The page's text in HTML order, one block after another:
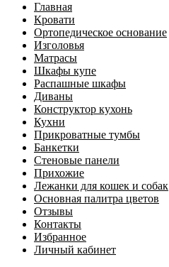
Главная
Кровати
Ортопедическое основание
Изголовья
Матрасы
Шкафы купе
Распашные шкафы
Диваны
Конструктор кухонь
Кухни
Прикроватные тумбы
Банкетки
Стеновые панели
Прихожие
Лежанки для кошек и собак
Основная палитра цветов
Отзывы
Контакты
Избранное
Личный кабинет